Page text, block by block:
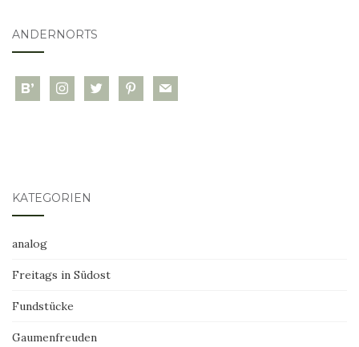
ANDERNORTS
bloglovininstagramtwitter pinterest
mail
KATEGORIEN
analog
Freitags in Südost
Fundstücke
Gaumenfreuden